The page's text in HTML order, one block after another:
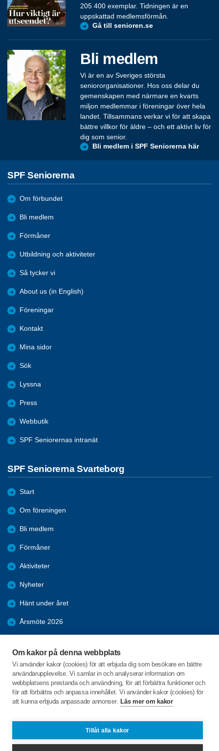
Om kakor på denna webbplats
Vi använder kakor (cookies) för att erbjuda dig som besökare en bättre
användarupplevelse. Vi samlar in och analyserar information om
webbplatsens prestanda och användning, för att förbättra funktioner och
för att förbättra och anpassa innehållet. Vi använder kakor (cookies) för
att kunna erbjuda anpassade annonser. Läs mer om kakor
Tillåt alla kakor
205 400 exemplar. Tidningen är en
uppskattad medlemsförmån.
Gå till senioren.se
Bli medlem
Vi är en av Sveriges största
seniororganisationer. Hos oss delar du
gemenskapen med närmare en kvarts
miljon medlemmar i föreningar över hela
landet. Tillsammans verkar vi för att skapa
bättre villkor för äldre – och ett aktivt liv för
dig som senior.
Bli medlem i SPF Seniorerna här
SPF Seniorerna
Om förbundet
Bli medlem
Förmåner
Utbildning och aktiviteter
Så tycker vi
About us (in English)
Föreningar
Kontakt
Mina sidor
Sök
Lyssna
Press
Webbutik
SPF Seniorernas intranät
SPF Seniorerna Svarteborg
Start
Om föreningen
Bli medlem
Förmåner
Aktiviteter
Nyheter
Hänt under året
Årsmöte 2026
Kpr möten 2025
KPR möte 2026
C/o:Ingalill Johansson